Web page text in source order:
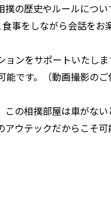
の歴史やルールにつ
事をしながら会話をお
ンをサポートいたしま
です。（動画撮影の
の相撲部屋は車がな
ウテックだからこそ可